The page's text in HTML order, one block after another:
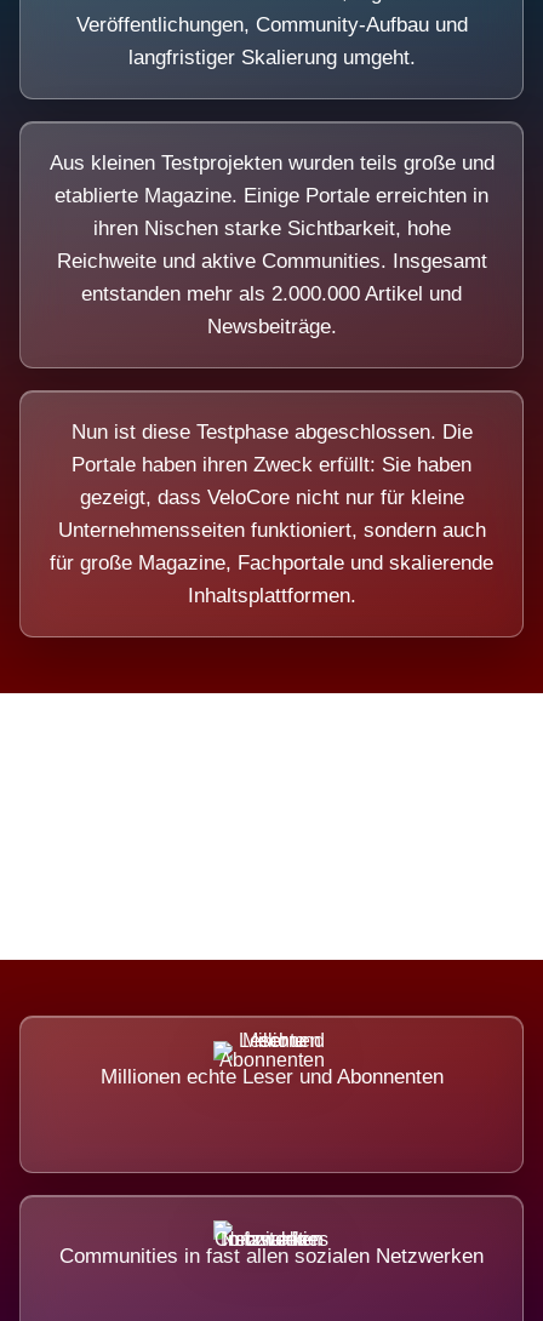
Veröffentlichungen, Community-Aufbau und
langfristiger Skalierung umgeht.
Aus kleinen Testprojekten wurden teils große und
etablierte Magazine. Einige Portale erreichten in
ihren Nischen starke Sichtbarkeit, hohe
Reichweite und aktive Communities. Insgesamt
entstanden mehr als 2.000.000 Artikel und
Newsbeiträge.
Nun ist diese Testphase abgeschlossen. Die
Portale haben ihren Zweck erfüllt: Sie haben
gezeigt, dass VeloCore nicht nur für kleine
Unternehmensseiten funktioniert, sondern auch
für große Magazine, Fachportale und skalierende
Inhaltsplattformen.
Millionen echte Leser und Abonnenten
Communities in fast allen sozialen Netzwerken